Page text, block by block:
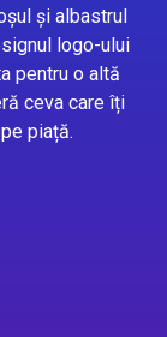
și albastrul
logo-ului
pentru o altă
ceva care îți
piață.